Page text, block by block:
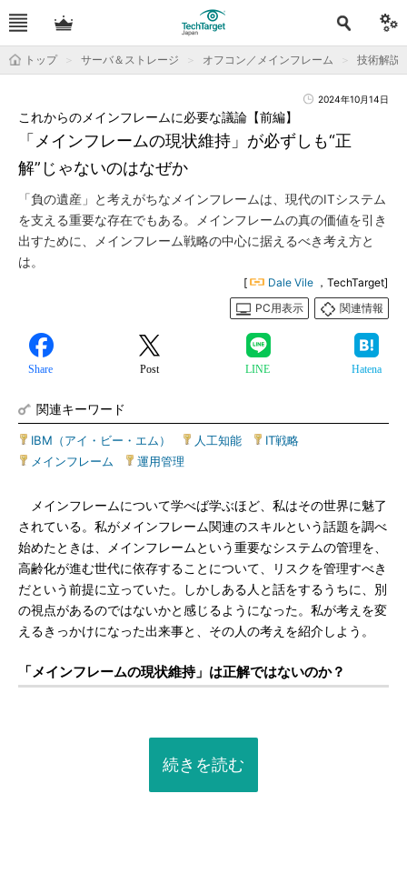
トップ サーバ＆ストレージ オフコン／メインフレーム 技術解説
2024年10月14日
「メインフレームの現状維持」が必ずしも“正
解”じゃないのはなぜか
これからのメインフレームに必要な議論【前編】
「負の遺産」と考えがちなメインフレームは、現代のITシステム
を支える重要な存在でもある。メインフレームの真の価値を引き
出すために、メインフレーム戦略の中心に据えるべき考え方と
は。
[ Dale Vile ，TechTarget]
PC用表示
関連情報
Share Post LINE Hatena
関連キーワード
IBM（アイ・ビー・エム） 人工知能 IT戦略
メインフレーム
運用管理
メインフレームについて学べば学ぶほど、私はその世界に魅了
されている。私がメインフレーム関連のスキルという話題を調べ
始めたときは、メインフレームという重要なシステムの管理を、
高齢化が進む世代に依存することについて、リスクを管理すべき
だという前提に立っていた。しかしある人と話をするうちに、別
の視点があるのではないかと感じるようになった。私が考えを変
えるきっかけになった出来事と、その人の考えを紹介しよう。
「メインフレームの現状維持」は正解ではないのか？
続きを読む